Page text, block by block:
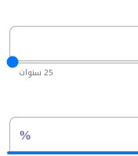
25 سنوات
%